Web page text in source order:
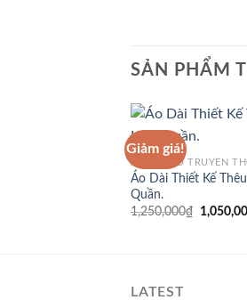
SẢN PHẨM
Giảm giá!
ÁO DÀI CỔ TRUYỀN
Áo Dài Thiết Kế
Quần.
1,250,000₫
Giá
LATEST